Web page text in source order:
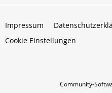
Impressum
Cookie Einstellungen
Community-